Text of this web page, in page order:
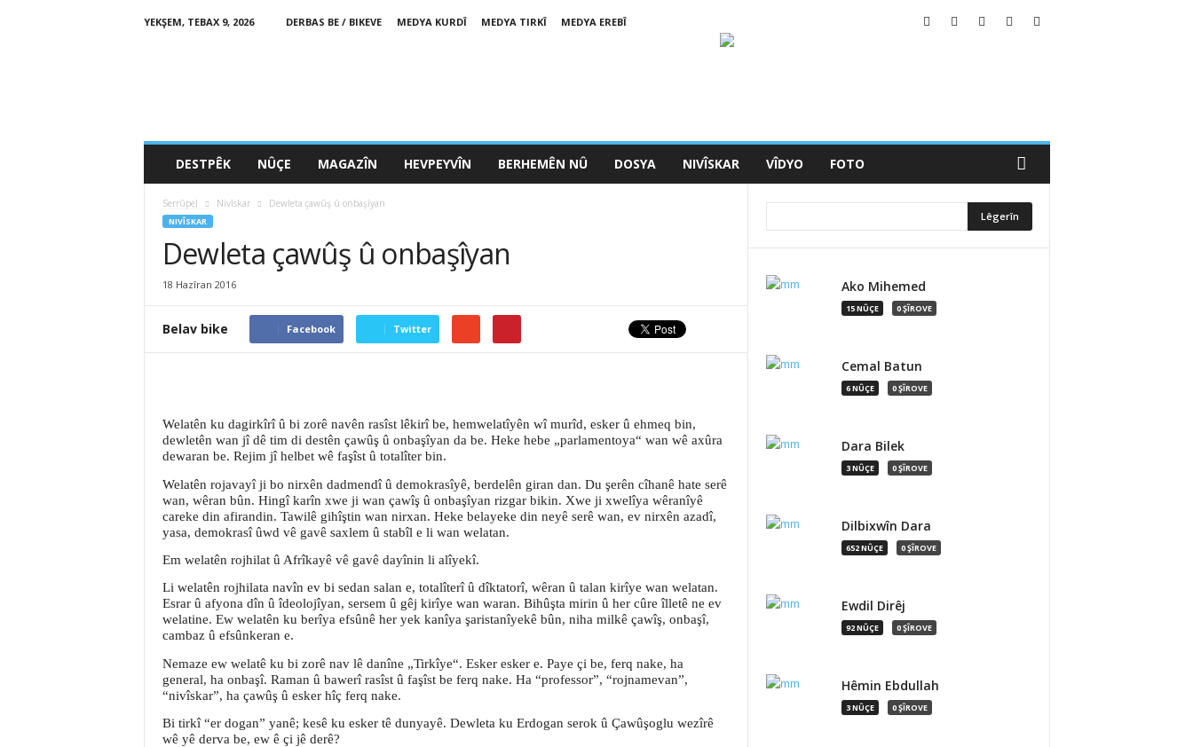
YEKŞEM, TEBAX 9, 2026 DERBAS BE / BIKEVE MEDYA KURDÎ MEDYA TIRKÎ
MEDYA EREBÎ
DESTPÊK NÛÇE MAGAZÎN HEVPEYVÎN BERHEMÊN NÛ DOSYA NIVÎSKAR VÎDYO FOTO
Serrûpel Nivîskar Dewleta çawûş û onbaşîyan
NIVÎSKAR
Dewleta çawûş û onbaşîyan
18 Hazîran 2016
Belav bike Facebook Twitter
Welatên ku dagirkîrî û bi zorê navên rasîst lêkirî be, hemwelatîyên wî murîd, esker û ehmeq bin,
dewletên wan jî dê tim di destên çawûş û onbaşîyan da be. Heke hebe „parlamentoya“ wan wê axûra
dewaran be. Rejim jî helbet wê faşîst û totalîter bin.
Welatên rojavayî ji bo nirxên dadmendî û demokrasîyê, berdelên giran dan. Du şerên cîhanê hate serê
wan, wêran bûn. Hingî karîn xwe ji wan çawîş û onbaşîyan rizgar bikin. Xwe ji xwelîya wêranîyê
careke din afirandin. Tawilê gihîştin wan nirxan. Heke belayeke din neyê serê wan, ev nirxên azadî,
yasa, demokrasî ûwd vê gavê saxlem û stabîl e li wan welatan.
Em welatên rojhilat û Afrîkayê vê gavê dayînin li alîyekî.
Li welatên rojhilata navîn ev bi sedan salan e, totalîterî û dîktatorî, wêran û talan kirîye wan welatan.
Esrar û afyona dîn û îdeolojîyan, sersem û gêj kirîye wan waran. Bihûşta mirin û her cûre îlletê ne ev
welatine. Ew welatên ku berîya efsûnê her yek kanîya şaristanîyekê bûn, niha milkê çawîş, onbaşî,
cambaz û efsûnkeran e.
Nemaze ew welatê ku bi zorê nav lê danîne „Tirkîye“. Esker esker e. Paye çi be, ferq nake, ha
general, ha onbaşî. Raman û bawerî rasîst û faşîst be ferq nake. Ha “professor”, “rojnamevan”,
“nivîskar”, ha çawûş û esker hîç ferq nake.
Bi tirkî “er dogan” yanê; kesê ku esker tê dunyayê. Dewleta ku Erdogan serok û Çawûşoglu wezîrê
wê yê derva be, ew ê çi jê derê?
Ako Mihemed
15 NÛÇE 0 ŞÎROVE
Cemal Batun
6 NÛÇE 0 ŞÎROVE
Dara Bilek
3 NÛÇE 0 ŞÎROVE
Dilbixwîn Dara
652 NÛÇE 0 ŞÎROVE
Ewdil Dirêj
92 NÛÇE 0 ŞÎROVE
Hêmin Ebdullah
3 NÛÇE 0 ŞÎROVE